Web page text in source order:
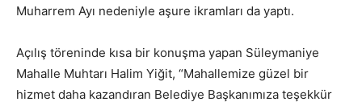
Muharrem Ayı nedeniyle aşure ikramları da yaptı.
Açılış töreninde kısa bir konuşma yapan Süleymaniye
Mahalle Muhtarı Halim Yiğit, “Mahallemize güzel bir
hizmet daha kazandıran Belediye Başkanımıza teşekkür